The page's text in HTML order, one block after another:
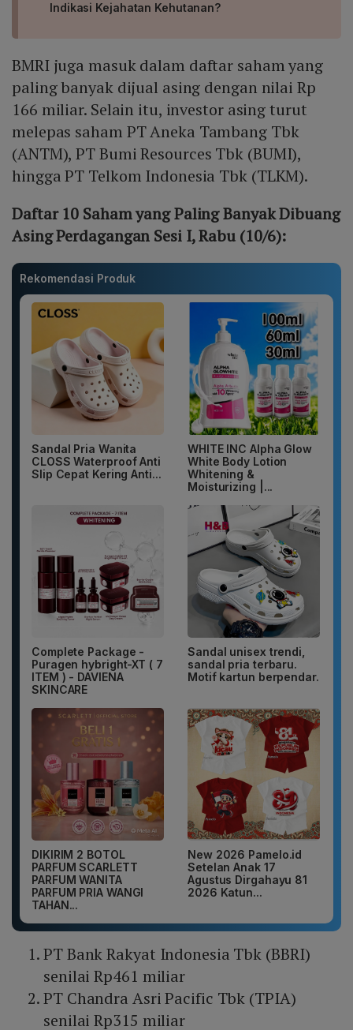
Indikasi Kejahatan Kehutanan?
BMRI juga masuk dalam daftar saham yang
paling banyak dijual asing dengan nilai Rp
166 miliar. Selain itu, investor asing turut
melepas saham PT Aneka Tambang Tbk
(ANTM), PT Bumi Resources Tbk (BUMI),
hingga PT Telkom Indonesia Tbk (TLKM).
Daftar 10 Saham yang Paling Banyak Dibuang
Asing Perdagangan Sesi I, Rabu (10/6):
Rekomendasi Produk
Sandal Pria Wanita
CLOSS Waterproof Anti
Slip Cepat Kering Anti...
WHITE INC Alpha Glow
White Body Lotion
Whitening &
Moisturizing |...
Complete Package -
Puragen hybright-XT ( 7
ITEM ) - DAVIENA
SKINCARE
Sandal unisex trendi,
sandal pria terbaru.
Motif kartun berpendar.
DIKIRIM 2 BOTOL
PARFUM SCARLETT
PARFUM WANITA
PARFUM PRIA WANGI
TAHAN...
New 2026 Pamelo.id
Setelan Anak 17
Agustus Dirgahayu 81
2026 Katun...
PT Bank Rakyat Indonesia Tbk (BBRI)
senilai Rp461 miliar
PT Chandra Asri Pacific Tbk (TPIA)
senilai Rp315 miliar